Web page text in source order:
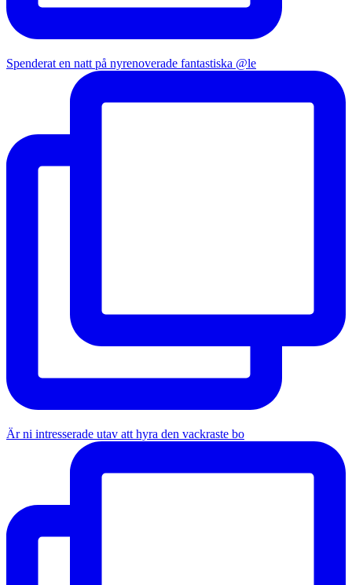
Spenderat en natt på nyrenoverade fantastiska @le
Är ni intresserade utav att hyra den vackraste bo